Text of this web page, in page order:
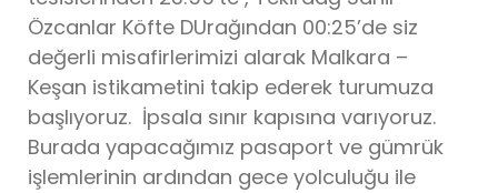
Özcanlar Köfte DUrağından 00:25’de siz
değerli misafirlerimizi alarak Malkara –
Keşan istikametini takip ederek turumuza
başlıyoruz. İpsala sınır kapısına varıyoruz.
Burada yapacağımız pasaport ve gümrük
işlemlerinin ardından gece yolculuğu ile